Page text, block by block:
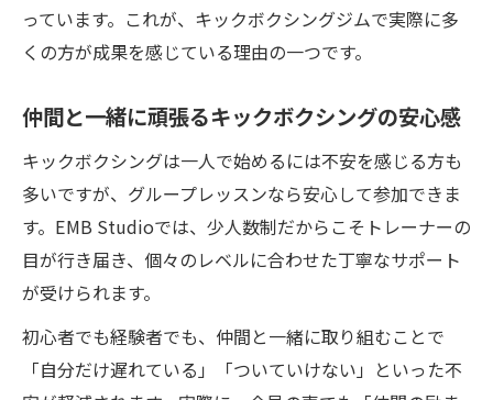
っています。これが、キックボクシングジムで実際に多
くの方が成果を感じている理由の一つです。
仲間と一緒に頑張るキックボクシングの安心感
キックボクシングは一人で始めるには不安を感じる方も
多いですが、グループレッスンなら安心して参加できま
す。EMB Studioでは、少人数制だからこそトレーナーの
目が行き届き、個々のレベルに合わせた丁寧なサポート
が受けられます。
初心者でも経験者でも、仲間と一緒に取り組むことで
「自分だけ遅れている」「ついていけない」といった不